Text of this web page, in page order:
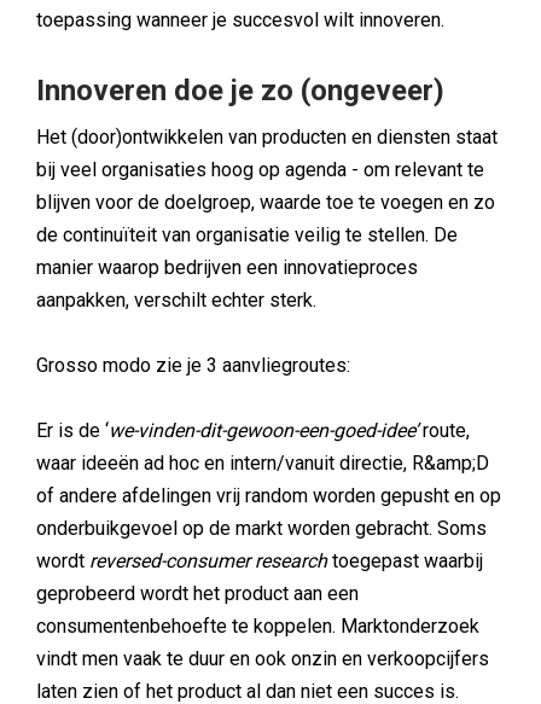
toepassing wanneer je succesvol wilt innoveren.
Innoveren doe je zo (ongeveer)
Het (door)ontwikkelen van producten en diensten staat
bij veel organisaties hoog op agenda - om relevant te
blijven voor de doelgroep, waarde toe te voegen en zo
de continuïteit van organisatie veilig te stellen. De
manier waarop bedrijven een innovatieproces
aanpakken, verschilt echter sterk.
Grosso modo zie je 3 aanvliegroutes:
Er is de ‘we-vinden-dit-gewoon-een-goed-idee’route,
waar ideeën ad hoc en intern/vanuit directie, R&amp;D
of andere afdelingen vrij random worden gepusht en op
onderbuikgevoel op de markt worden gebracht. Soms
wordt reversed-consumer researchtoegepast waarbij
geprobeerd wordt het product aan een
consumentenbehoefte te koppelen. Marktonderzoek
vindt men vaak te duur en ook onzin en verkoopcijfers
laten zien of het product al dan niet een succes is.